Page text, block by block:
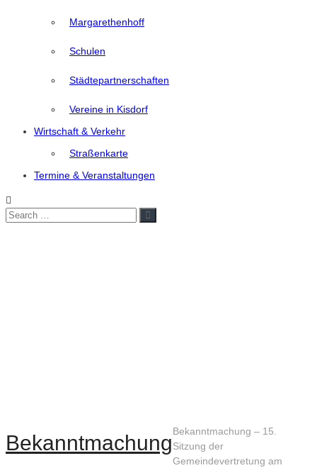
Margarethenhoff
Schulen
Städtepartnerschaften
Vereine in Kisdorf
Wirtschaft & Verkehr
Straßenkarte
Termine & Veranstaltungen
Search
Search
BekanntmachungBekanntmachung – 15.
Sitzung der
Gemeindevertretung am